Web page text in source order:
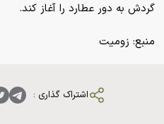
گردش به دور عطارد را آغاز کند.
منبع: زومیت
اشتراک گذاری :